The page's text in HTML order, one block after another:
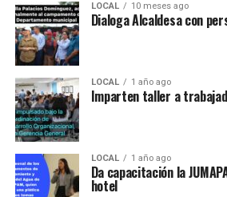
LOCAL 10 meses ago
Dialoga Alcaldesa con
LOCAL 1 año ago
Imparten taller a
LOCAL 1 año ago
Da capacitación la
hotel